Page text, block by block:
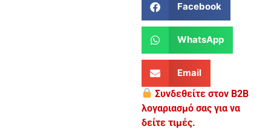
Facebook
WhatsApp
Email
Συνδεθείτε στον B2B
λογαριασμό σας για να
δείτε τιμές.